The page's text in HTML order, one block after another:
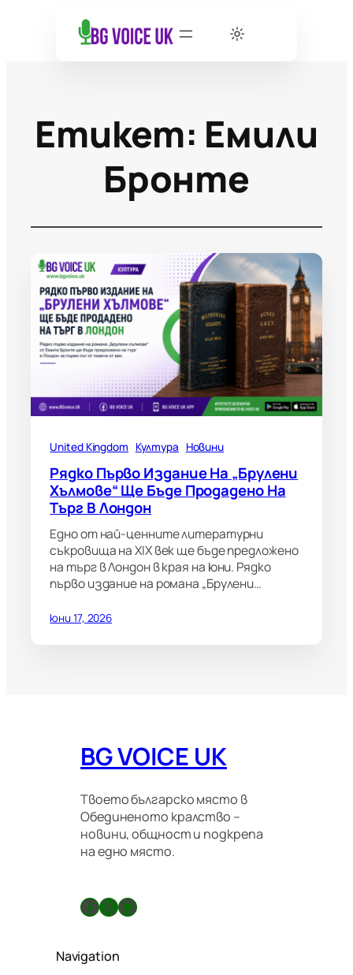
Етикет: Емили
Бронте
United Kingdom Култура Новини
Рядко Първо Издание На „Брулени
Хълмове“ Ще Бъде Продадено На
Търг В Лондон
Едно от най-ценните литературни
съкровища на XIX век ще бъде предложено
на търг в Лондон в края на юни. Рядко
първо издание на романа „Брулени…
юни 17, 2026
BG VOICE UK
Твоето българско място в
Обединеното кралство –
новини, общност и подкрепа
на едно място.
Facebook X GitHub
Navigation